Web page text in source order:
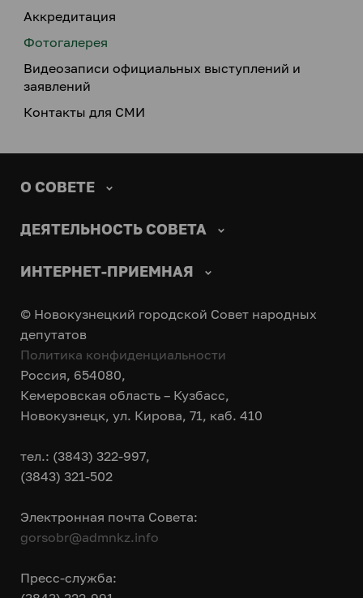
Аккредитация
Фотогалерея
Видеозаписи официальных выступлений и
заявлений
Контакты для СМИ
О СОВЕТЕ
ДЕЯТЕЛЬНОСТЬ СОВЕТА
ИНТЕРНЕТ-ПРИЕМНАЯ
© Новокузнецкий городской Совет народных
депутатов
Политика конфиденциальности
Россия, 654080,
Кемеровская область – Кузбасс,
Новокузнецк, ул. Кирова, 71, каб. 410
тел.: (3843) 322-997,
(3843) 321-502
Электронная почта Совета:
gorsobr@admnkz.info
Пресс-служба: